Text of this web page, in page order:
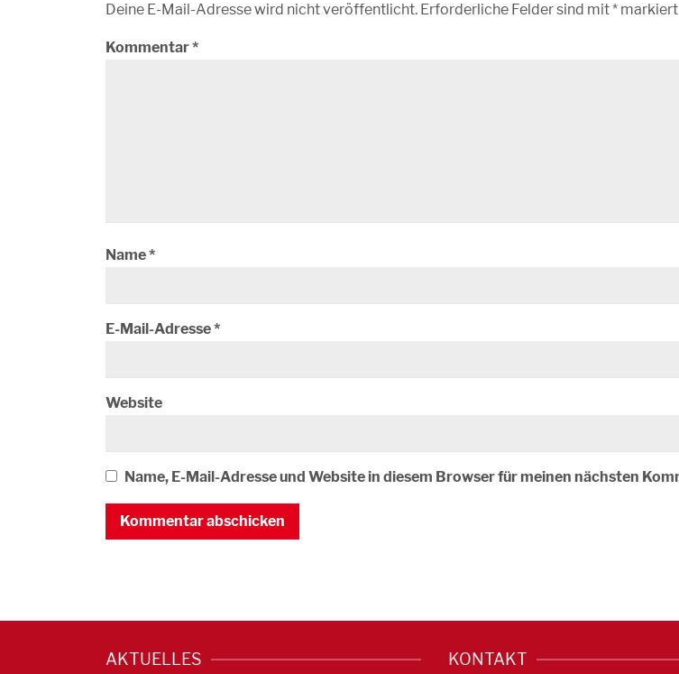
Deine E-Mail-Adresse wird nicht veröffentlicht. Erforderliche Felder sind mit* markiert
Kommentar*
Name*
E-Mail-Adresse*
Website
Name, E-Mail-Adresse und Website in diesem Browser für meinen nächsten
AKTUELLES KONTAKT